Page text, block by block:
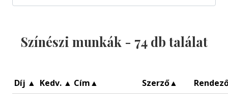
Színészi munkák - 74db találat
Díj ▲ Kedv. ▲ Cím▲ Szerző▲